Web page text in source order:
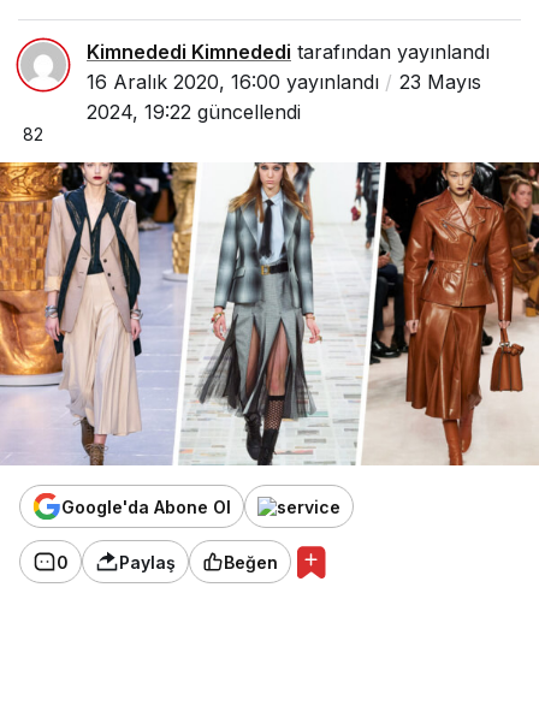
Kimnededi Kimnededi tarafından yayınlandı
16 Aralık 2020, 16:00 yayınlandı
23 Mayıs
2024, 19:22 güncellendi
82
Google'da Abone Ol
0 Paylaş Beğen